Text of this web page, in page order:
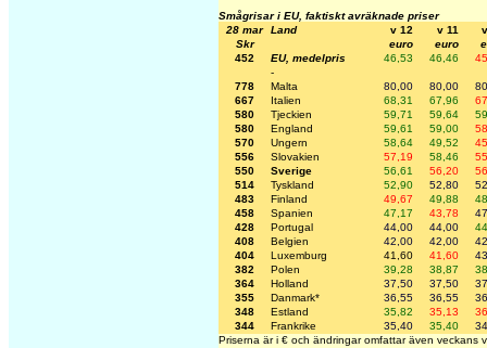
Smågrisar i EU, faktiskt avräknade priser
28 mar
Land v 12 v 11
Skr
euro euro
452
EU, medelpris 46,53 46,46
-
778
Malta 80,00 80,00
667
Italien 68,31 67,96
580
Tjeckien 59,71 59,64
580
England 59,61 59,00
570
Ungern 58,64 49,52
556
Slovakien 57,19 58,46
550
Sverige 56,61 56,20
514
Tyskland 52,90 52,80
483
Finland 49,67 49,88
458
Spanien 47,17 43,78
428
Portugal 44,00 44,00
408
Belgien 42,00 42,00
404
Luxemburg 41,60 41,60
382
Polen 39,28 38,87
364
Holland 37,50 37,50
355
Danmark* 36,55 36,55
348
Estland 35,82 35,13
344
Frankrike 35,40 35,40
Priserna är i € och ändringar omfattar även veckans